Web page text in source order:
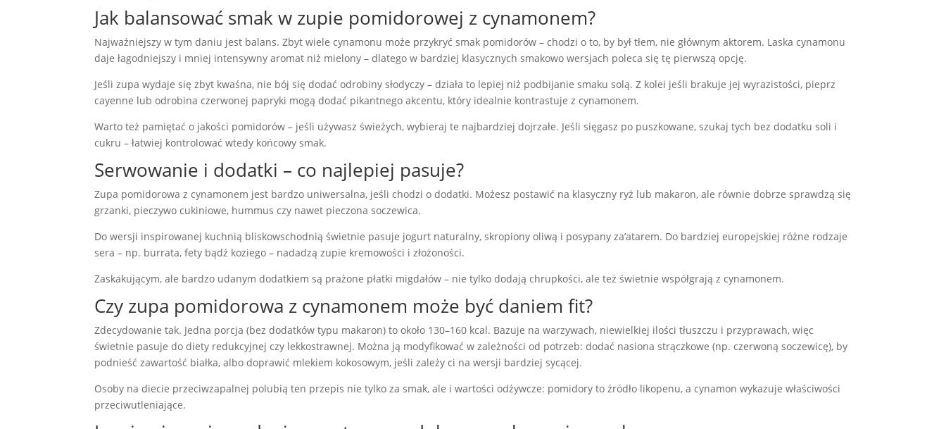
Jak balansować smak w zupie pomidorowej z cynamonem?
Najważniejszy w tym daniu jest balans. Zbyt wiele cynamonu może przykryć smak pomidorów – chodzi o to, by był tłem, nie głównym aktorem. Laska cynamonu
daje łagodniejszy i mniej intensywny aromat niż mielony – dlatego w bardziej klasycznych smakowo wersjach poleca się tę pierwszą opcję.
Jeśli zupa wydaje się zbyt kwaśna, nie bój się dodać odrobiny słodyczy – działa to lepiej niż podbijanie smaku solą. Z kolei jeśli brakuje jej wyrazistości, pieprz
cayenne lub odrobina czerwonej papryki mogą dodać pikantnego akcentu, który idealnie kontrastuje z cynamonem.
Warto też pamiętać o jakości pomidorów – jeśli używasz świeżych, wybieraj te najbardziej dojrzałe. Jeśli sięgasz po puszkowane, szukaj tych bez dodatku soli i
cukru – łatwiej kontrolować wtedy końcowy smak.
Serwowanie i dodatki – co najlepiej pasuje?
Zupa pomidorowa z cynamonem jest bardzo uniwersalna, jeśli chodzi o dodatki. Możesz postawić na klasyczny ryż lub makaron, ale równie dobrze sprawdzą się
grzanki, pieczywo cukiniowe, hummus czy nawet pieczona soczewica.
Do wersji inspirowanej kuchnią bliskowschodnią świetnie pasuje jogurt naturalny, skropiony oliwą i posypany za’atarem. Do bardziej europejskiej różne rodzaje
sera – np. burrata, fety bądź koziego – nadadzą zupie kremowości i złożoności.
Zaskakującym, ale bardzo udanym dodatkiem są prażone płatki migdałów – nie tylko dodają chrupkości, ale też świetnie współgrają z cynamonem.
Czy zupa pomidorowa z cynamonem może być daniem fit?
Zdecydowanie tak. Jedna porcja (bez dodatków typu makaron) to około 130–160 kcal. Bazuje na warzywach, niewielkiej ilości tłuszczu i przyprawach, więc
świetnie pasuje do diety redukcyjnej czy lekkostrawnej. Można ją modyfikować w zależności od potrzeb: dodać nasiona strączkowe (np. czerwoną soczewicę), by
podnieść zawartość białka, albo doprawić mlekiem kokosowym, jeśli zależy ci na wersji bardziej sycącej.
Osoby na diecie przeciwzapalnej polubią ten przepis nie tylko za smak, ale i wartości odżywcze: pomidory to źródło likopenu, a cynamon wykazuje właściwości
przeciwutleniające.